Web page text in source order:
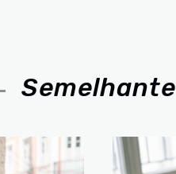
Semelhante